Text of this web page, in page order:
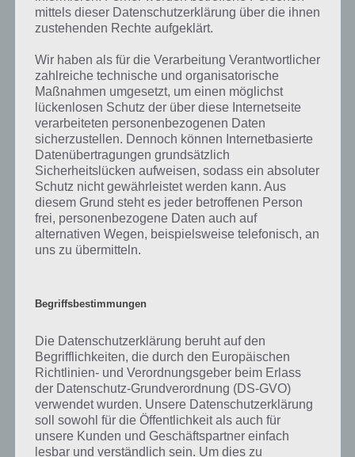
Windows Phone Store – Klein aber mit
Wie Apple kontrolliert auch Microsoft den Windows Phone Store.
Dementsprechend müssen die Apps eine Qualitätsanforderung
seitens Microsoft überstehen. Dementsprechend gibt es noch nicht
allzu viele Spiele und Apps im Windows Phone Store. Vor allem diese
Kontrolle macht es zahlreichen App Entwicklern schwer. Ein Buch der
Rätsel oder 100 Doors, wie es für Android zum Top Hit geworden
sind, wäre unter Windows Phone nie möglich gewesen, da die App
gar nicht zugelassen worden wäre. Das es auch ohne Kontrolle geht
zeigt ja Android und Google sehr gut. Die User sorgen für ein
gesundes Ranking.
hier eine Scheibe abschneiden.
Fazit – Für den ist Windows Phone 8
Wer bisher auf Android oder iOS vertraut hat, für den wird der
Umstieg auf Windows Phone 8 schwer fallen. Vor allem die geringe
Anzahl an Apps stößt doch ganz schön auf. Wer bisher noch kein
Smartphone hat und gerne etwas besonderes haben will, der sollte
sich Windows Phone 8 Smartphones wie dasNokia Lumia 920
mittels dieser Datenschutzerklärung über die ihnen
zustehenden Rechte aufgeklärt.
Wir haben als für die Verarbeitung Verantwortlicher
zahlreiche technische und organisatorische
Maßnahmen umgesetzt, um einen möglichst
lückenlosen Schutz der über diese Internetseite
verarbeiteten personenbezogenen Daten
sicherzustellen. Dennoch können Internetbasierte
Datenübertragungen grundsätzlich
Sicherheitslücken aufweisen, sodass ein absoluter
Schutz nicht gewährleistet werden kann. Aus
diesem Grund steht es jeder betroffenen Person
frei, personenbezogene Daten auch auf
alternativen Wegen, beispielsweise telefonisch, an
uns zu übermitteln.
Begriffsbestimmungen
Die Datenschutzerklärung beruht auf den
Begrifflichkeiten, die durch den Europäischen
Richtlinien- und Verordnungsgeber beim Erlass
der Datenschutz-Grundverordnung (DS-GVO)
verwendet wurden. Unsere Datenschutzerklärung
soll sowohl für die Öffentlichkeit als auch für
unsere Kunden und Geschäftspartner einfach
lesbar und verständlich sein. Um dies zu